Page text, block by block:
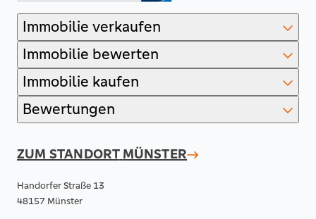
Immobilie verkaufen
Immobilie bewerten
Immobilie kaufen
Bewertungen
ZUM STANDORT MÜNSTER
Handorfer Straße 13
48157 Münster